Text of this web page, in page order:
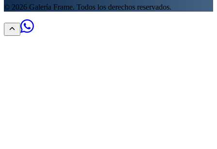
© 2026 Galería Frame. Todos los derechos reservados.